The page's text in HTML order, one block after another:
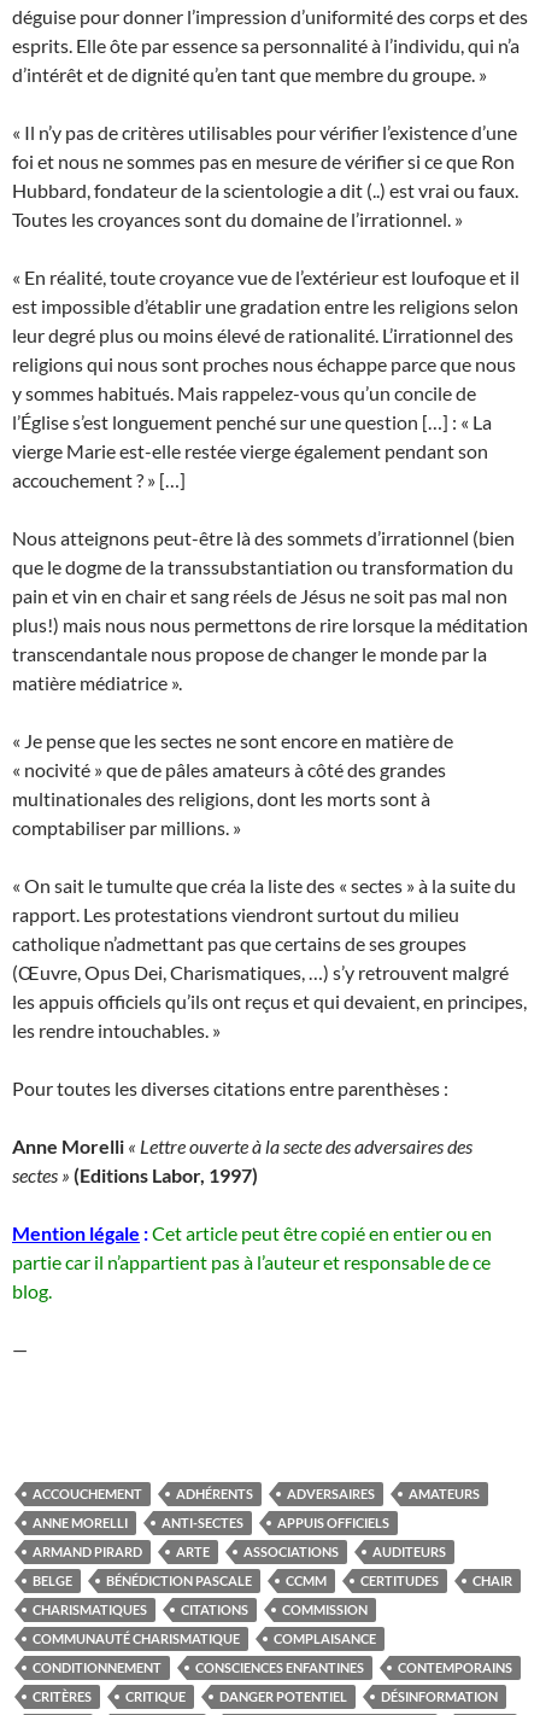
déguise pour donner l’impression d’uniformité des corps et des
esprits. Elle ôte par essence sa personnalité à l’individu, qui n’a
d’intérêt et de dignité qu’en tant que membre du groupe. »
« Il n’y pas de critères utilisables pour vérifier l’existence d’une
foi et nous ne sommes pas en mesure de vérifier si ce que Ron
Hubbard, fondateur de la scientologie a dit (..) est vrai ou faux.
Toutes les croyances sont du domaine de l’irrationnel. »
« En réalité, toute croyance vue de l’extérieur est loufoque et il
est impossible d’établir une gradation entre les religions selon
leur degré plus ou moins élevé de rationalité. L’irrationnel des
religions qui nous sont proches nous échappe parce que nous
y sommes habitués. Mais rappelez-vous qu’un concile de
l’Église s’est longuement penché sur une question […] : « La
vierge Marie est-elle restée vierge également pendant son
accouchement ? » […]
Nous atteignons peut-être là des sommets d’irrationnel (bien
que le dogme de la transsubstantiation ou transformation du
pain et vin en chair et sang réels de Jésus ne soit pas mal non
plus!) mais nous nous permettons de rire lorsque la méditation
transcendantale nous propose de changer le monde par la
matière médiatrice ».
« Je pense que les sectes ne sont encore en matière de
« nocivité » que de pâles amateurs à côté des grandes
multinationales des religions, dont les morts sont à
comptabiliser par millions. »
« On sait le tumulte que créa la liste des « sectes » à la suite du
rapport. Les protestations viendront surtout du milieu
catholique n’admettant pas que certains de ses groupes
(Œuvre, Opus Dei, Charismatiques, …) s’y retrouvent malgré
les appuis officiels qu’ils ont reçus et qui devaient, en principes,
les rendre intouchables. »
Pour toutes les diverses citations entre parenthèses :
Anne Morelli « Lettre ouverte à la secte des adversaires des
sectes » (Editions Labor, 1997)
Mention légale :Cet article peut être copié en entier ou en
partie car il n’appartient pas à l’auteur et responsable de ce
blog.
—
ACCOUCHEMENT ADHÉRENTS ADVERSAIRES
AMATEURS
ANNE MORELLI
ANTI-SECTES
APPUIS OFFICIELS
ARMAND PIRARD
ARTE ASSOCIATIONS
AUDITEURS
BELGE
BÉNÉDICTION PASCALE CCMM CERTITUDES
CHAIR
CHARISMATIQUES
CITATIONS
COMMISSION
COMMUNAUTÉ CHARISMATIQUE
COMPLAISANCE
CONDITIONNEMENT
CONSCIENCES ENFANTINES
CONTEMPORAINS
CRITÈRES
CRITIQUE DANGER POTENTIEL DÉSINFORMATION